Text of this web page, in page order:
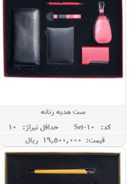
ست هدیه زنانه
کد: Set-10
حداقل تيراژ: 10
قیمت: 19,500,000 ريال